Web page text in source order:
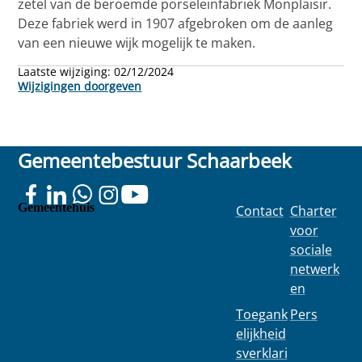
zetel van de beroemde porseleinfabriek Monplaisir.
Deze fabriek werd in 1907 afgebroken om de aanleg
van een nieuwe wijk mogelijk te maken.
Laatste wijziging:02/12/2024
Wijzigingen doorgeven
Gemeentebestuur Schaarbeek
Gemeentehuis Contact
Toegank
elijkheid
sverklari
Charter
voor
sociale
netwerk
en
Pers